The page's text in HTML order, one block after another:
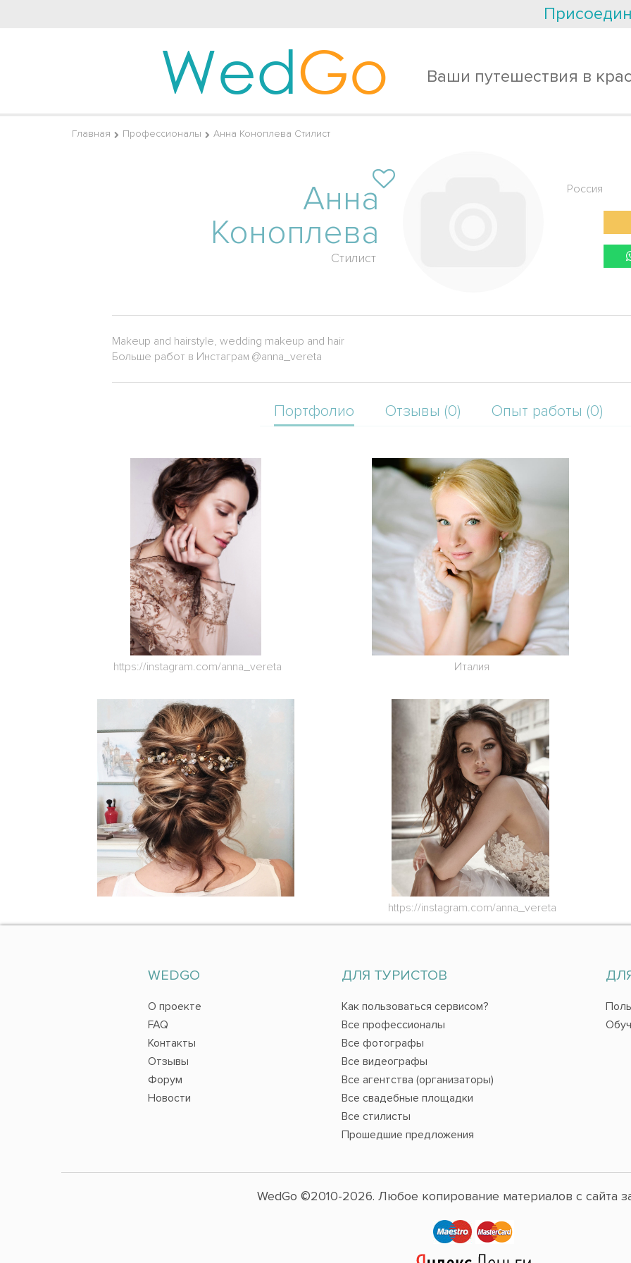
WedGo Ваши путешествия в
Главная Профессионалы Анна Коноплева Стилист
Анна
Коноплева
Стилист
Россия
Makeup and hairstyle, wedding makeup and hair
Больше работ в Инстаграм @anna_vereta
Портфолио Отзывы (0) Опыт работы (0)
https://instagram.com/anna_vereta Италия
https://instagram.com/anna_vereta
WEDGO
О проекте
FAQ
Контакты
Отзывы
Форум
Новости
ДЛЯ ТУРИСТОВ
Как пользоваться сервисом?
Все профессионалы
Все фотографы
Все видеографы
Все агентства (организаторы)
Все свадебные площадки
Все стилисты
Прошедшие предложения
WedGo ©2010-2026. Любое копирование материалов с сайта